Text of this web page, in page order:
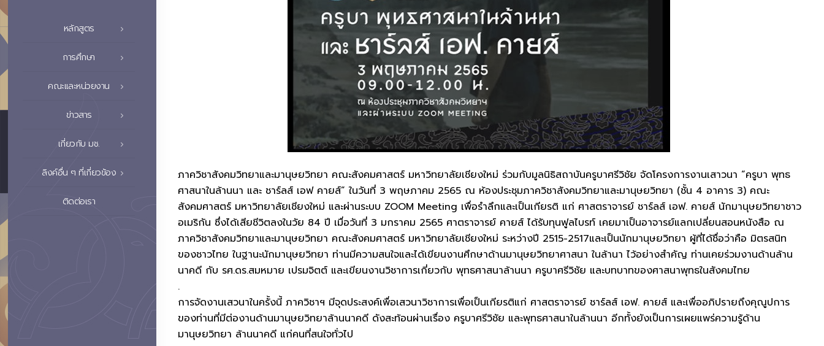
หลักสูตร
การศึกษา
คณะและหน่วยงาน
ข่าวสาร
เกี่ยวกับ มช.
ลิงค์อื่น ๆ ที่เกี่ยวข้อง
ติดต่อเรา
ภาควิชาสังคมวิทยาและมานุษยวิทยา คณะสังคมศาสตร์ มหาวิทยาลัยเชียงใหม่ ร่วมกับมูลนิธิสถาบันครูบาศรีวิชัย จัดโครงการงานเสาวนา “ครูบา พุทธ
ศาสนาในล้านนา และ ชาร์ลส์ เอฟ คายส์” ในวันที่ 3 พฤษภาคม 2565 ณ ห้องประชุมภาควิชาสังคมวิทยาและมานุษยวิทยา (ชั้น 4 อาคาร 3) คณะ
สังคมศาสตร์ มหาวิทยาลัยเชียงใหม่ และผ่านระบบ ZOOM Meeting เพื่อรำลึกและเป็นเกียรติ แก่ ศาสตราจารย์ ชาร์ลส์ เอฟ. คายส์ นักมานุษยวิทยาชาว
อเมริกัน ซึ่งได้เสียชีวิตลงในวัย 84 ปี เมื่อวันที่ 3 มกราคม 2565 ศาตราจารย์ คายส์ ได้รับทุนฟูลไบรท์ เคยมาเป็นอาจารย์แลกเปลี่ยนสอนหนังสือ ณ
ภาควิชาสังคมวิทยาและมานุษยวิทยา คณะสังคมศาสตร์ มหาวิทยาลัยเชียงใหม่ ระหว่างปี 2515-2517และเป็นนักมานุษยวิทยา ผู้ที่ได้ชื่อว่าคือ มิตรสนิท
ของชาวไทย ในฐานะนักมานุษยวิทยา ท่านมีความสนใจและได้เขียนงานศึกษาด้านมานุษยวิทยาศาสนา ในล้านา ไว้อย่างสำคัญ ท่านเคยร่วมงานด้านล้าน
นาคดี กับ รศ.ดร.สมหมาย เปรมจิตต์ และเขียนงานวิชาการเกี่ยวกับ พุทธศาสนาล้านนา ครูบาศรีวิชัย และบทบาทของศาสนาพุทธในสังคมไทย
.
การจัดงานเสวนาในครั้งนี้ ภาควิชาฯ มีจุดประสงค์เพื่อเสวนาวิชาการเพื่อเป็นเกียรติแก่ ศาสตราจารย์ ชาร์ลส์ เอฟ. คายส์ และเพื่ออภิปรายถึงคุณูปการ
ของท่านที่มีต่องานด้านมานุษยวิทยาล้านนาคดี ดังสะท้อนผ่านเรื่อง ครูบาศรีวิชัย และพุทธศาสนาในล้านนา อีกทั้งยังเป็นการเผยแพร่ความรู้ด้าน
มานุษยวิทยา ล้านนาคดี แก่คนที่สนใจทั่วไป